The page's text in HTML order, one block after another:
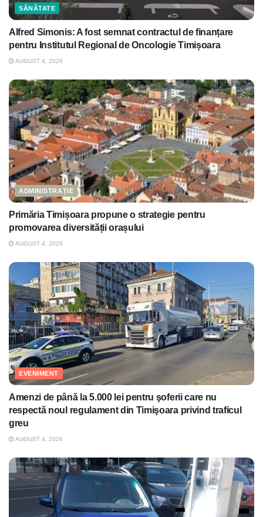
SĂNĂTATE
Alfred Simonis: A fost semnat contractul de finanțare
pentru Institutul Regional de Oncologie Timișoara
AUGUST 4, 2026
ADMINISTRAȚIE
Primăria Timișoara propune o strategie pentru
promovarea diversității orașului
AUGUST 4, 2026
EVENIMENT
Amenzi de până la 5.000 lei pentru şoferii care nu
respectă noul regulament din Timişoara privind traficul
greu
AUGUST 4, 2026